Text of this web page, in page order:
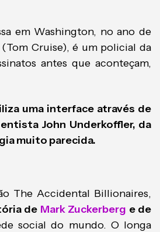
em Washington, no ano de
Cruise), é um policial da
antes que aconteçam,
uma interface através de
John Underkoffler, da
muito parecida.
The Accidental Billionaires,
de Mark Zuckerberg e de
social do mundo. O longa